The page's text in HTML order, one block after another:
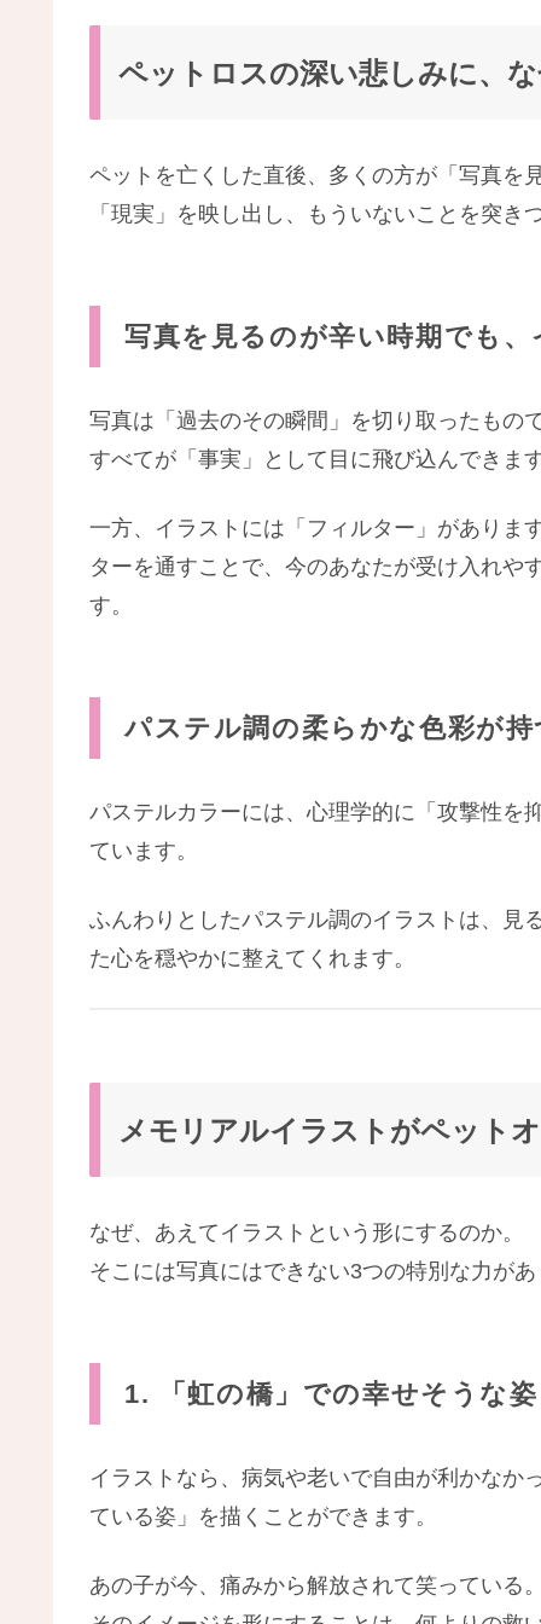
ペットロスの深い悲しみに、
ペットを亡くした直後、多くの方が「写真を
「現実」を映し出し、もういないことを突き
写真を見るのが辛い時期でも
写真は「過去のその瞬間」を切り取ったもの
すべてが「事実」として目に飛び込んできま
一方、イラストには「フィルター」がありま
ターを通すことで、今のあなたが受け入れや
す。
パステル調の柔らかな色彩が
パステルカラーには、心理学的に「攻撃性を
ています。
ふんわりとしたパステル調のイラストは、見
た心を穏やかに整えてくれます。
メモリアルイラストがペット
なぜ、あえてイラストという形にするのか。
そこには写真にはできない3つの特別な力が
1. 「虹の橋」での幸せそうな
イラストなら、病気や老いで自由が利かなか
ている姿」を描くことができます。
あの子が今、痛みから解放されて笑っている